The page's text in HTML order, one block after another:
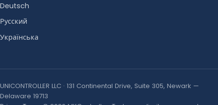
Deutsch
Русский
Українська
UNICONTROLLER LLC · 131 Continental Drive, Suite 305, Newark —
Delaware 19713